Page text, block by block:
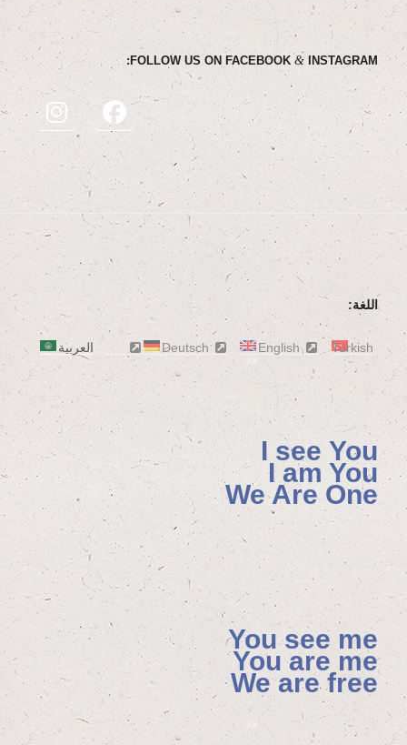
FOL­LOW US ON FACE­BOOK &INSTAGRAM:
اللغة:
Deutsch English Turkish العربية
I see You
I am You
We Are One
You see me
You are me
We are free